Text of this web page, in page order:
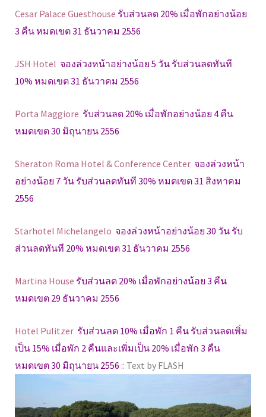
Cesar Palace Guesthouse รับส่วนลด 20% เมื่อพักอย่างน้อย
3 คืน หมดเขต 31 ธันวาคม 2556
JSH Hotel จองล่วงหน้าอย่างน้อย 5 วัน รับส่วนลดทันที
10% หมดเขต 31 ธันวาคม 2556
Porta Maggiore รับส่วนลด 20% เมื่อพักอย่างน้อย 4 คืน
หมดเขต 30 มิถุนายน 2556
Sheraton Roma Hotel & Conference Center จองล่วงหน้า
อย่างน้อย 7 วัน รับส่วนลดทันที 30% หมดเขต 31 สิงหาคม
2556
Starhotel Michelangelo จองล่วงหน้าอย่างน้อย 30 วัน รับ
ส่วนลดทันที 20% หมดเขต 31 ธันวาคม 2556
Martina House รับส่วนลด 20% เมื่อพักอย่างน้อย 3 คืน
หมดเขต 29 ธันวาคม 2556
Hotel Pulitzer รับส่วนลด 10% เมื่อพัก 1 คืน รับส่วนลดเพิ่ม
เป็น 15% เมื่อพัก 2 คืนและเพิ่มเป็น 20% เมื่อพัก 3 คืน
หมดเขต 30 มิถุนายน 2556 :: Text by FLASH